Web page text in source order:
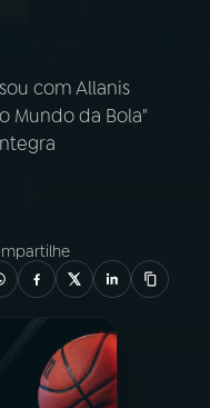
com Allanis
Mundo da Bola"